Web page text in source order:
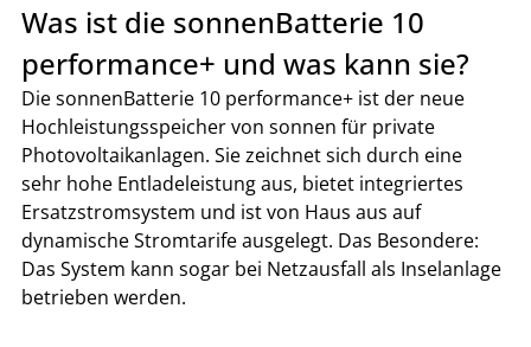
Was ist die sonnenBatterie 10
performance+ und was kann sie?
Die sonnenBatterie 10 performance+ ist der neue
Hochleistungsspeicher von sonnen für private
Photovoltaikanlagen. Sie zeichnet sich durch eine
sehr hohe Entladeleistung aus, bietet integriertes
Ersatzstromsystem und ist von Haus aus auf
dynamische Stromtarife ausgelegt. Das Besondere:
Das System kann sogar bei Netzausfall als Inselanlage
betrieben werden.